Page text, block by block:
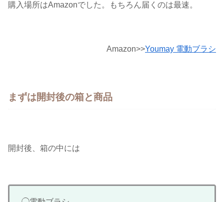
購入場所はAmazonでした。もちろん届くのは最速。
Amazon>>Youmay 電動ブラシ
まずは開封後の箱と商品
開封後、箱の中には